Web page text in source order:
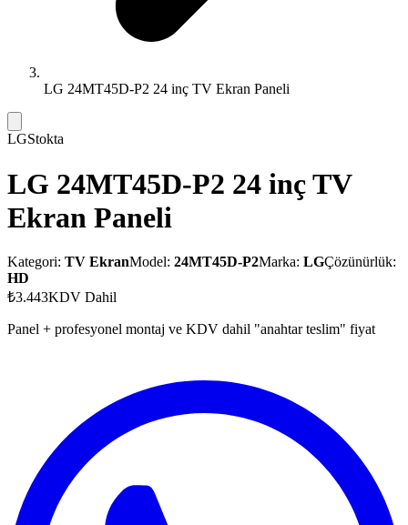
LG 24MT45D-P2 24 inç TV Ekran Paneli
LGStokta
LG 24MT45D-P2 24 inç TV
Ekran Paneli
Kategori: TV EkranModel: 24MT45D-P2Marka: LGÇözünürlük:
HD
₺3.443KDV Dahil
Panel + profesyonel montaj ve KDV dahil "anahtar teslim" fiyat